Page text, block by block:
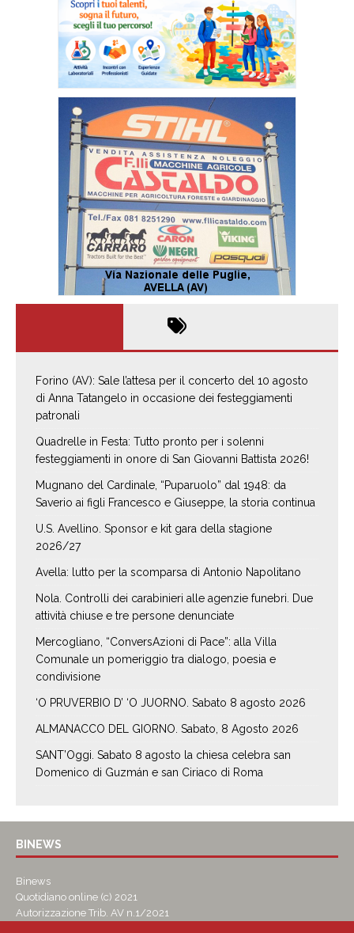
Forino (AV): Sale l’attesa per il concerto del 10 agosto
di Anna Tatangelo in occasione dei festeggiamenti
patronali
Quadrelle in Festa: Tutto pronto per i solenni
festeggiamenti in onore di San Giovanni Battista 2026!
Mugnano del Cardinale, “Puparuolo” dal 1948: da
Saverio ai figli Francesco e Giuseppe, la storia continua
U.S. Avellino. Sponsor e kit gara della stagione
2026/27
Avella: lutto per la scomparsa di Antonio Napolitano
Nola. Controlli dei carabinieri alle agenzie funebri. Due
attività chiuse e tre persone denunciate
Mercogliano, “ConversAzioni di Pace”: alla Villa
Comunale un pomeriggio tra dialogo, poesia e
condivisione
‘O PRUVERBIO D’ ‘O JUORNO. Sabato 8 agosto 2026
ALMANACCO DEL GIORNO. Sabato, 8 Agosto 2026
SANT’Oggi. Sabato 8 agosto la chiesa celebra san
Domenico di Guzmán e san Ciriaco di Roma
BINEWS
Binews
Quotidiano online (c) 2021
Autorizzazione Trib. AV n.1/2021